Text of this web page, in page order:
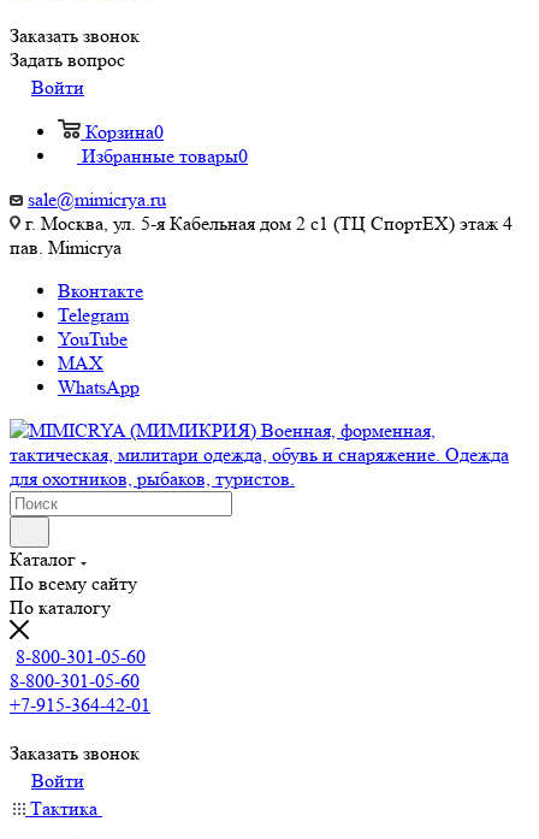
Заказать звонок
Задать вопрос
Войти
Корзина0
Избранные товары0
sale@mimicrya.ru
г. Москва, ул. 5-я Кабельная дом 2 с1 (ТЦ СпортEX) этаж 4
пав. Mimicrya
Вконтакте
Telegram
YouTube
MAX
WhatsApp
Каталог
По всему сайту
По каталогу
8-800-301-05-60
8-800-301-05-60
+7-915-364-42-01
Заказать звонок
Войти
Тактика